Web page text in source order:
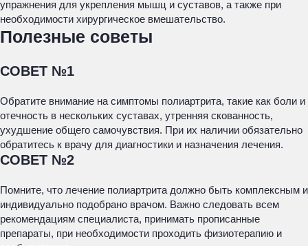
упражнения для укрепления мышц и суставов, а также при
необходимости хирургическое вмешательство.
Полезные советы
СОВЕТ №1
Обратите внимание на симптомы полиартрита, такие как боли и
отечность в нескольких суставах, утренняя скованность,
ухудшение общего самочувствия. При их наличии обязательно
обратитесь к врачу для диагностики и назначения лечения.
СОВЕТ №2
Помните, что лечение полиартрита должно быть комплексным и
индивидуально подобрано врачом. Важно следовать всем
рекомендациям специалиста, принимать прописанные
препараты, при необходимости проходить физиотерапию и